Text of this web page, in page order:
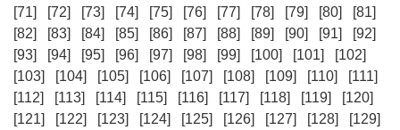
[71]
[72] [73] [74] [75] [76] [77] [78] [79] [80]
[81]
[82]
[83] [84] [85] [86] [87] [88] [89] [90] [91]
[92]
[93]
[94] [95] [96] [97] [98] [99] [100] [101]
[102]
[103]
[104] [105] [106] [107] [108] [109] [110]
[111]
[112]
[113] [114] [115] [116] [117] [118] [119]
[120]
[121]
[122] [123] [124] [125] [126] [127] [128]
[129]